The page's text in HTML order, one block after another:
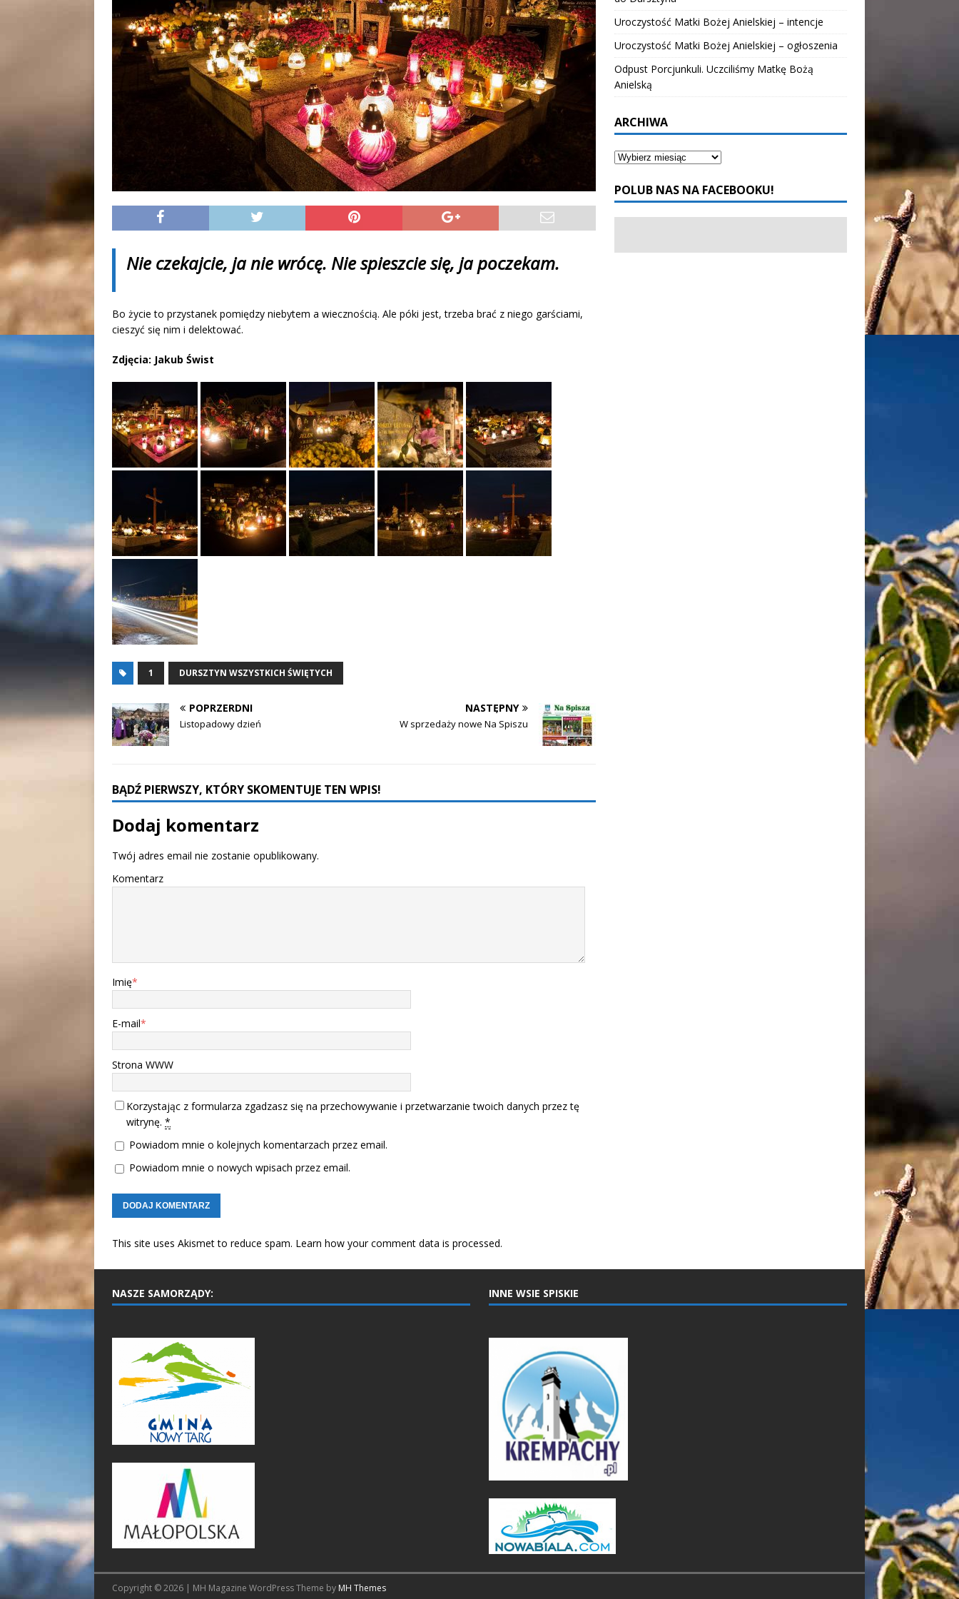
Nie czekajcie, ja nie wrócę. Nie spieszcie się, ja poczekam.
Bo życie to przystanek pomiędzy niebytem a wiecznością. Ale póki jest, trzeba brać z niego garściami,
cieszyć się nim i delektować.
Zdjęcia: Jakub Świst
1 DURSZTYN WSZYSTKICH ŚWIĘTYCH
POPRZERDNI
Listopadowy dzień
NASTĘPNY
W sprzedaży nowe Na Spiszu
BĄDŹ PIERWSZY, KTÓRY SKOMENTUJE TEN WPIS!
Dodaj komentarz
Twój adres email nie zostanie opublikowany.
Komentarz
Imię*
E-mail*
Strona WWW
Korzystając z formularza zgadzasz się na przechowywanie i przetwarzanie twoich danych przez tę
witrynę. *
Powiadom mnie o kolejnych komentarzach przez email.
Powiadom mnie o nowych wpisach przez email.
This site uses Akismet to reduce spam. Learn how your comment data is processed.
Uroczystość Matki Bożej Anielskiej – intencje
Uroczystość Matki Bożej Anielskiej – ogłoszenia
Odpust Porcjunkuli. Uczciliśmy Matkę Bożą
Anielską
ARCHIWA
POLUB NAS NA FACEBOOKU!
NASZE SAMORZĄDY: INNE WSIE SPISKIE
Copyright © 2026 | MH Magazine WordPress Theme by MH Themes